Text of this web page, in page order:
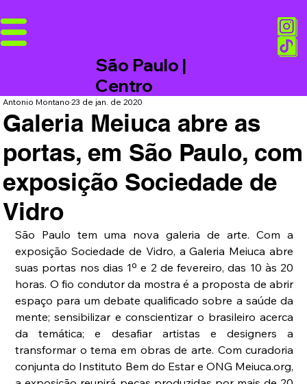
São Paulo |
Centro
Galeria Meiuca abre as
portas, em São Paulo, com
exposição Sociedade de
Vidro
Antonio Montano23 de jan. de 2020
São Paulo tem uma nova galeria de arte. Com a
exposição Sociedade de Vidro, a Galeria Meiuca abre
suas portas nos dias 1º e 2 de fevereiro, das 10 às 20
horas. O fio condutor da mostra é a proposta de abrir
espaço para um debate qualificado sobre a saúde da
mente; sensibilizar e conscientizar o brasileiro acerca
da temática; e desafiar artistas e designers a
transformar o tema em obras de arte. Com curadoria
conjunta do Instituto Bem do Estar e ONG Meiuca.org,